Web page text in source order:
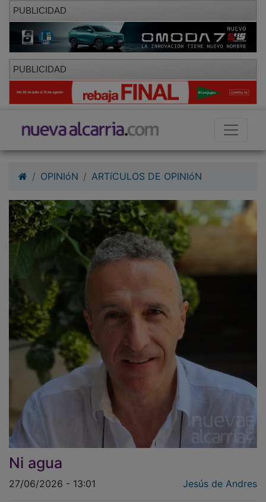
PUBLICIDAD
PUBLICIDAD
Ni agua
27/06/2026 - 13:01